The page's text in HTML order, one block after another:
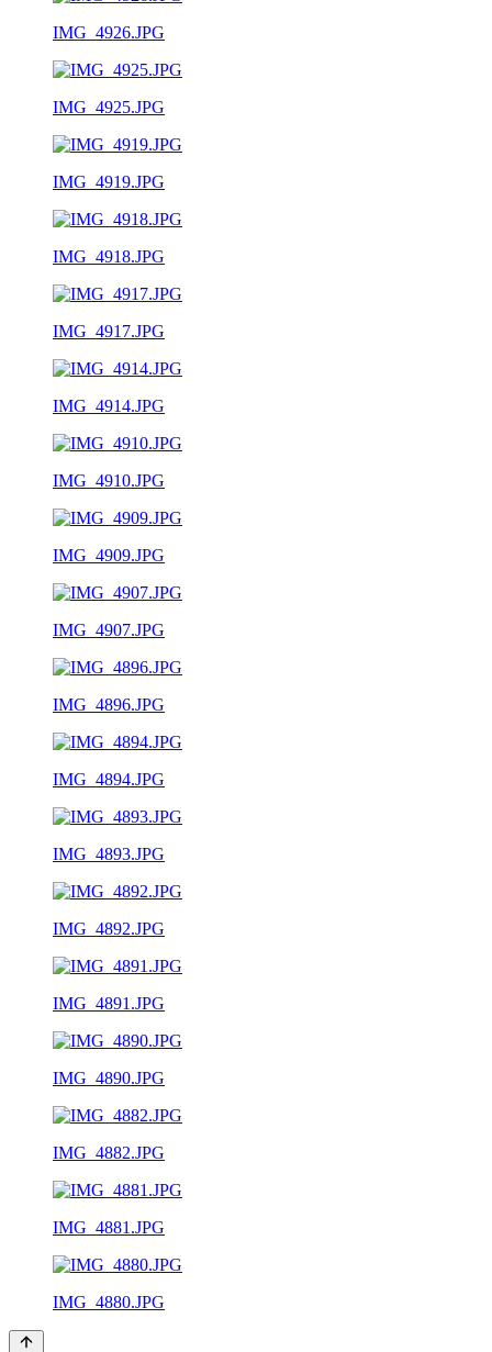
IMG_4926.JPG
IMG_4925.JPG
IMG_4919.JPG
IMG_4918.JPG
IMG_4917.JPG
IMG_4914.JPG
IMG_4910.JPG
IMG_4909.JPG
IMG_4907.JPG
IMG_4896.JPG
IMG_4894.JPG
IMG_4893.JPG
IMG_4892.JPG
IMG_4891.JPG
IMG_4890.JPG
IMG_4882.JPG
IMG_4881.JPG
IMG_4880.JPG